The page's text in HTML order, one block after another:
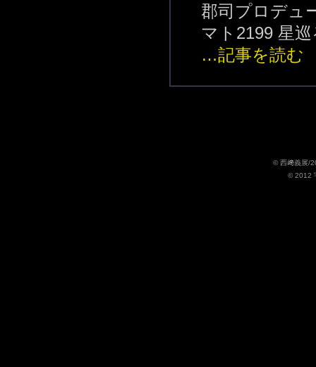
郡司プロデュ
マト2199 星
…記事を読む
© 西﨑義展/
© 2012